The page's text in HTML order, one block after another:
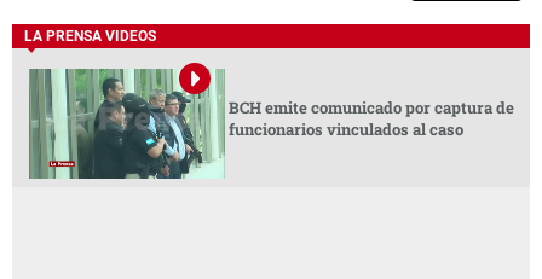
LA PRENSA VIDEOS
BCH emite comunicado por captura de
funcionarios vinculados al caso